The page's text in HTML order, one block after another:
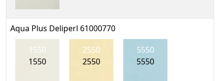
Aqua Plus Deliperl 61000770
1550
1550
2550
2550
5550
5550